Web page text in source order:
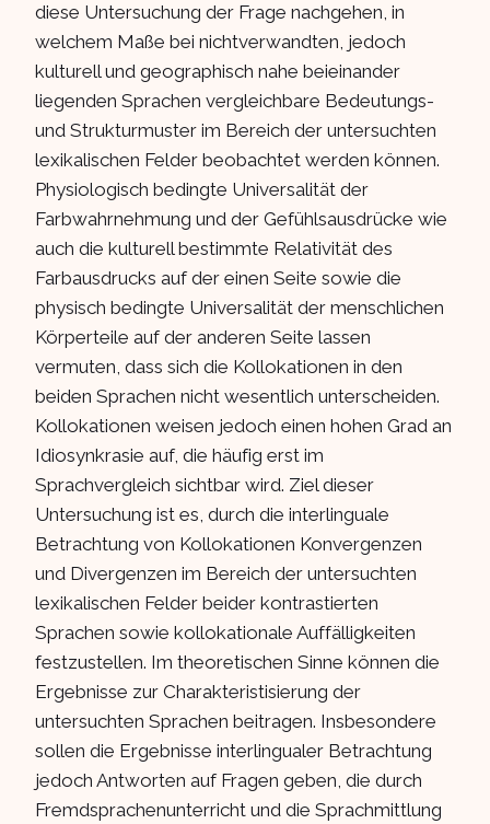
diese Untersuchung der Frage nachgehen, in
welchem Maße bei nichtverwandten, jedoch
kulturell und geographisch nahe beieinander
liegenden Sprachen vergleichbare Bedeutungs-
und Strukturmuster im Bereich der untersuchten
lexikalischen Felder beobachtet werden können.
Physiologisch bedingte Universalität der
Farbwahrnehmung und der Gefühlsausdrücke wie
auch die kulturell bestimmte Relativität des
Farbausdrucks auf der einen Seite sowie die
physisch bedingte Universalität der menschlichen
Körperteile auf der anderen Seite lassen
vermuten, dass sich die Kollokationen in den
beiden Sprachen nicht wesentlich unterscheiden.
Kollokationen weisen jedoch einen hohen Grad an
Idiosynkrasie auf, die häufig erst im
Sprachvergleich sichtbar wird. Ziel dieser
Untersuchung ist es, durch die interlinguale
Betrachtung von Kollokationen Konvergenzen
und Divergenzen im Bereich der untersuchten
lexikalischen Felder beider kontrastierten
Sprachen sowie kollokationale Auffälligkeiten
festzustellen. Im theoretischen Sinne können die
Ergebnisse zur Charakteristisierung der
untersuchten Sprachen beitragen. Insbesondere
sollen die Ergebnisse interlingualer Betrachtung
jedoch Antworten auf Fragen geben, die durch
Fremdsprachenunterricht und die Sprachmittlung